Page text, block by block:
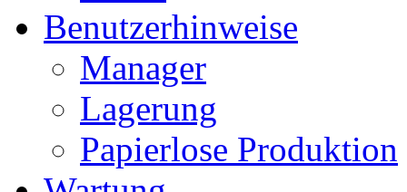
Benutzerhinweise
Manager
Lagerung
Papierlose Produktion